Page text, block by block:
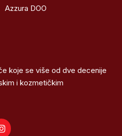
DOO
koje se više od dve decenije
i kozmetičkim